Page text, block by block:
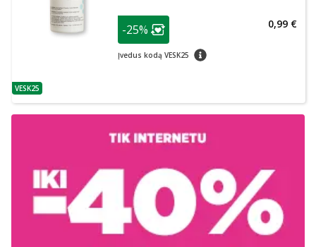
patarimas
VESK25
patarimas
Lojalumo klubo narių nuolaida
-25%
Įvedus kodą VESK25 patarimas
0,99 €